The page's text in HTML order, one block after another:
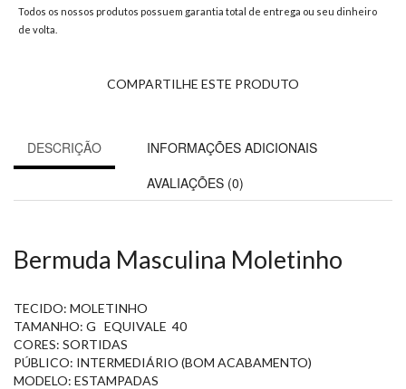
Todos os nossos produtos possuem garantia total de entrega ou seu dinheiro
de volta.
COMPARTILHE ESTE PRODUTO
DESCRIÇÃO
INFORMAÇÕES ADICIONAIS
AVALIAÇÕES (0)
Bermuda Masculina Moletinho
TECIDO: MOLETINHO
TAMANHO: G EQUIVALE 40
CORES: SORTIDAS
PÚBLICO: INTERMEDIÁRIO (BOM ACABAMENTO)
MODELO: ESTAMPADAS